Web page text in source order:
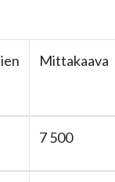
Mittakaava
7 500